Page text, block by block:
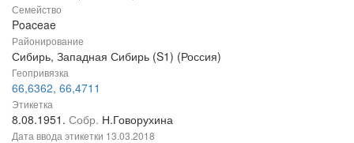
Семейство
Poaceae
Районирование
Сибирь, Западная Сибирь (S1) (Россия)
Геопривязка
66,6362, 66,4711
Этикетка
8.08.1951. Собр. Н.Говорухина
Дата ввода этикетки 13.03.2018